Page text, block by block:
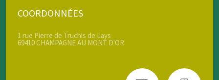
COORDONNÉES
1 rue Pierre de Truchis de Lays
69410 CHAMPAGNE AU MONT D'OR